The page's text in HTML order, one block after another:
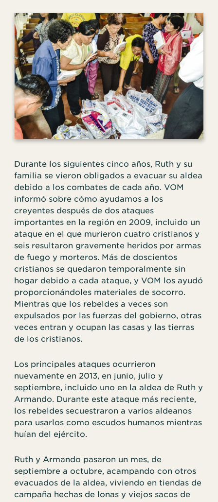
Durante los siguientes cinco años, Ruth y su
familia se vieron obligados a evacuar su aldea
debido a los combates de cada año. VOM
informó sobre cómo ayudamos a los
creyentes después de dos ataques
importantes en la región en 2009, incluido un
ataque en el que murieron cuatro cristianos y
seis resultaron gravemente heridos por armas
de fuego y morteros. Más de doscientos
cristianos se quedaron temporalmente sin
hogar debido a cada ataque, y VOM los ayudó
proporcionándoles materiales de socorro.
Mientras que los rebeldes a veces son
expulsados por las fuerzas del gobierno, otras
veces entran y ocupan las casas y las tierras
de los cristianos.
Los principales ataques ocurrieron
nuevamente en 2013, en junio, julio y
septiembre, incluido uno en la aldea de Ruth y
Armando. Durante este ataque más reciente,
los rebeldes secuestraron a varios aldeanos
para usarlos como escudos humanos mientras
huían del ejército.
Ruth y Armando pasaron un mes, de
septiembre a octubre, acampando con otros
evacuados de la aldea, viviendo en tiendas de
campaña hechas de lonas y viejos sacos de